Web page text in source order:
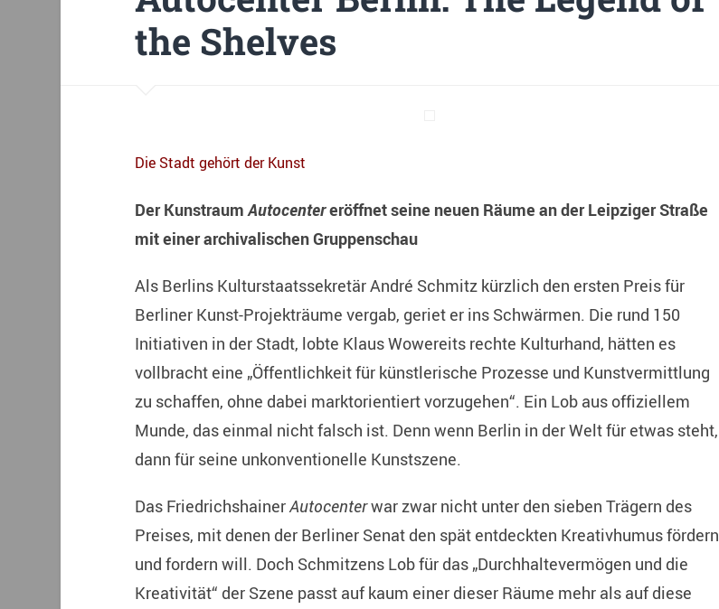
the Shelves
Die Stadt gehört der Kunst
Der KunstraumAutocentereröffnet seine neuen Räume an der Leipziger Straße
mit einer archivalischen Gruppenschau
Als Berlins Kulturstaatssekretär André Schmitz kürzlich den ersten Preis für
Berliner Kunst-Projekträume vergab, geriet er ins Schwärmen. Die rund 150
Initiativen in der Stadt, lobte Klaus Wowereits rechte Kulturhand, hätten es
vollbracht eine „Öffentlichkeit für künstlerische Prozesse und Kunstvermittlung
zu schaffen, ohne dabei marktorientiert vorzugehen“. Ein Lob aus offiziellem
Munde, das einmal nicht falsch ist. Denn wenn Berlin in der Welt für etwas steht,
dann für seine unkonventionelle Kunstszene.
Das FriedrichshainerAutocenterwar zwar nicht unter den sieben Trägern des
Preises, mit denen der Berliner Senat den spät entdeckten Kreativhumus fördern
und fordern will. Doch Schmitzens Lob für das „Durchhaltevermögen und die
Kreativität“ der Szene passt auf kaum einer dieser Räume mehr als auf diese